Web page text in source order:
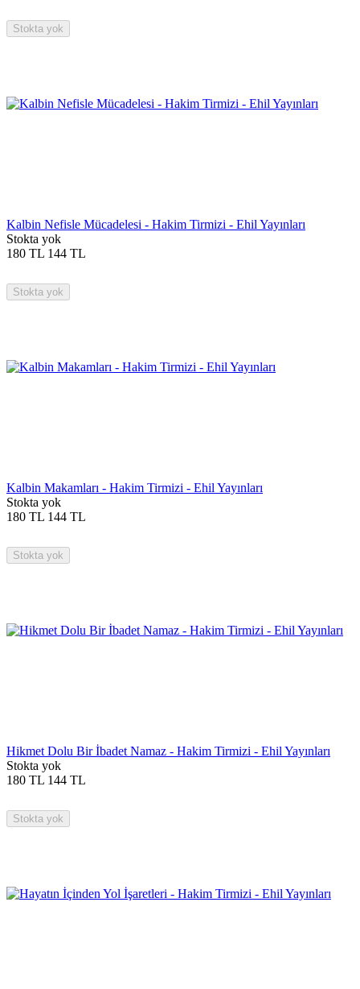
Stokta yok
Kalbin Nefisle Mücadelesi - Hakim Tirmizi - Ehil Yayınları
Stokta yok
180 TL 144 TL
Stokta yok
Kalbin Makamları - Hakim Tirmizi - Ehil Yayınları
Stokta yok
180 TL 144 TL
Stokta yok
Hikmet Dolu Bir İbadet Namaz - Hakim Tirmizi - Ehil Yayınları
Stokta yok
180 TL 144 TL
Stokta yok